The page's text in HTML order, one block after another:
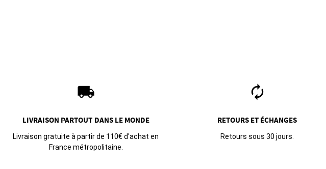
local_shipping
LIVRAISON PARTOUT DANS LE MONDE
Livraison gratuite à partir de 110€ d'achat en
France métropolitaine.
autorenew
RETOURS ET ÉCHANGES
Retours sous 30 jours.